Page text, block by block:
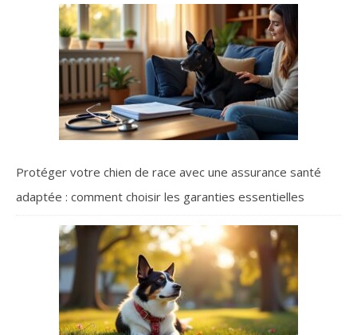
Protéger votre chien de race avec une assurance santé
adaptée : comment choisir les garanties essentielles